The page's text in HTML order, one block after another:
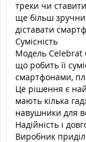
треки чи
ще більш
діставати
Сумісність
Модель Celebrat
що робить її
смартфонами,
Це рішення є
мають кілька
навушники для
Надійність і
Виробник